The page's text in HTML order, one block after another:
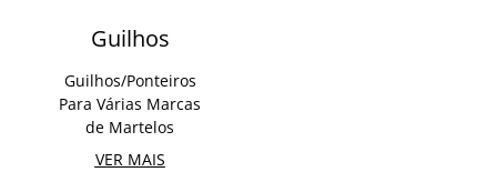
Guilhos
Guilhos/Ponteiros
Para Várias Marcas
de Martelos
VER MAIS